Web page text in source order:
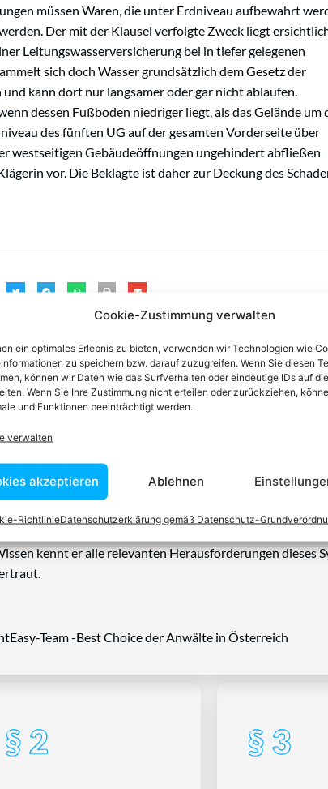
Cookie-Zustimmung verwalten
ein optimales Erlebnis zu bieten, verwenden wir Technologien wie
zu speichern bzw. darauf zuzugreifen. Wenn Sie diesen
können wir Daten wie das Surfverhalten oder eindeutige IDs auf
Wenn Sie Ihre Zustimmung nicht erteilen oder zurückziehen,
und Funktionen beeinträchtigt werden.
verwalten
akzeptieren Ablehnen
RichtlinieDatenschutzerklärung gemäß Datenschutz-
müssen Waren, die unter Erdniveau aufbewahrt
Der mit der Klausel verfolgte Zweck liegt
Leitungswasserversicherung bei in tiefer gelegenen
sich doch Wasser grundsätzlich dem Gesetz der
kann dort nur langsamer oder gar nicht ablaufen.
dessen Fußboden niedriger liegt, als das Gelände um
des fünften UG auf der gesamten Vorderseite über
westseitigen Gebäudeöffnungen ungehindert abfließen
vor. Die Beklagte ist daher zur Deckung des
Anwalt finden, der auf Ihr
spezialisiert ist
ist dafür da, über Rechtsfragen zu beraten und Klienten
im Bereich der Rechtsberatung zu erbringen
kennt er alle relevanten Herausforderungen dieses
Team -Best Choice der Anwälte in Österreich